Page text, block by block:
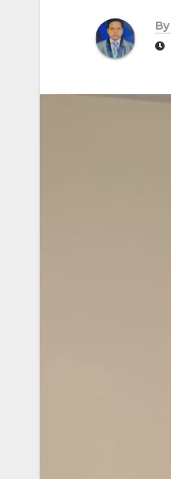
By